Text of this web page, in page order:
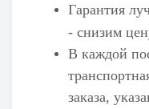
Гарантия
- снизим
В каждой
заказа,